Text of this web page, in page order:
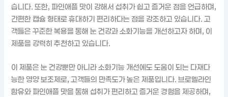
습니다. 또한, 파인애플 맛이 강해서 섭취가 쉽고 즐거운 점을 언급하며,
간편한 캡슐 형태로 휴대하기 편리하다는 점을 강조하고 있습니다. 고
객들은 꾸준한 복용을 통해 눈 건강과 소화기능을 개선하고자 하며, 이
제품을 강력히 추천하고 있습니다.
이 제품은 눈 건강뿐만 아니라 소화기능 개선에도 도움이 되는 다재다
능한 영양 보조제로, 고객들의 만족도가 높은 제품입니다. 브로멜라인
함유와 파인애플 맛을 통해 섭취가 편리하고 즐거운 경험을 제공하며,